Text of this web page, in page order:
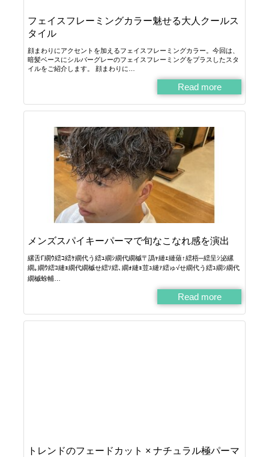
フェイスフレーミングカラー魅せる大人クールス
タイル
顔まわりにアクセントを加えるフェイスフレーミングカラー。今回は、
暗髪ベースにシルバーグレーのフェイスフレーミングをプラスしたスタ
イルをご紹介します。 顔まわりに…
Read more
メンズスパイキーパーマで旬なこなれ感を演出
縲舌Γ繝ｳ繧ｺ繧ｹ繝代う繧ｭ繝ｼ繝代繝槭〒譌ｬ縺ｪ縺薙↑繧梧─繧呈ｼ泌縲
繝｡繝ｳ繧ｺ縺ｮ繝代繝槭せ繧ｿ繧､繝ｫ縺ｮ荳ｭ縺ｧ繧ゅ√せ繝代う繧ｭ繝ｼ繝代
繝槭蜍輔…
Read more
トレンドのフェードカット × ナチュラル極パーマ